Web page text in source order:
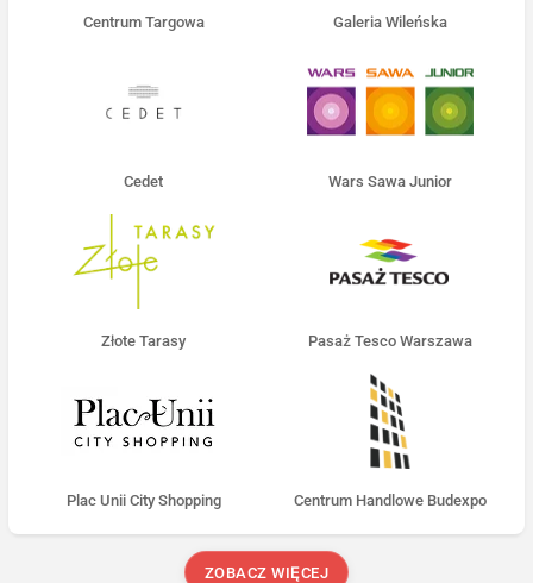
Centrum Targowa Galeria Wileńska
Cedet Wars Sawa Junior
Złote Tarasy Pasaż Tesco Warszawa
Plac Unii City Shopping Centrum Handlowe Budexpo
ZOBACZ WIĘCEJ